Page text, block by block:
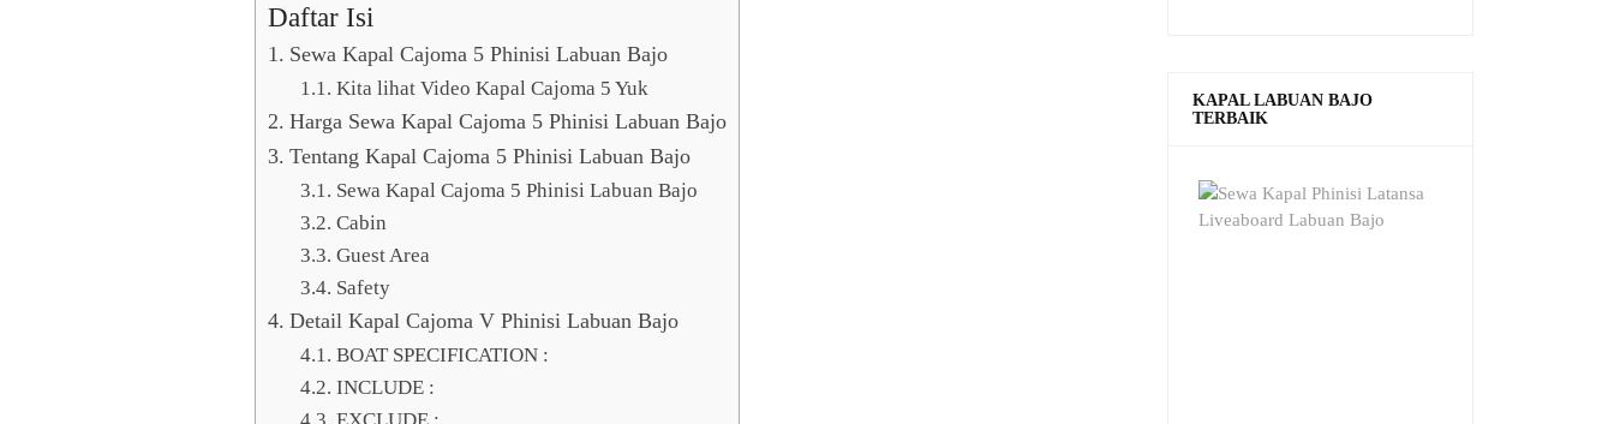
Daftar Isi
Sewa Kapal Cajoma 5 Phinisi Labuan Bajo
Kita lihat Video Kapal Cajoma 5 Yuk
Harga Sewa Kapal Cajoma 5 Phinisi Labuan Bajo
Tentang Kapal Cajoma 5 Phinisi Labuan Bajo
Sewa Kapal Cajoma 5 Phinisi Labuan Bajo
Cabin
Guest Area
Safety
Detail Kapal Cajoma V Phinisi Labuan Bajo
BOAT SPECIFICATION :
INCLUDE :
KAPAL LABUAN BAJO
TERBAIK